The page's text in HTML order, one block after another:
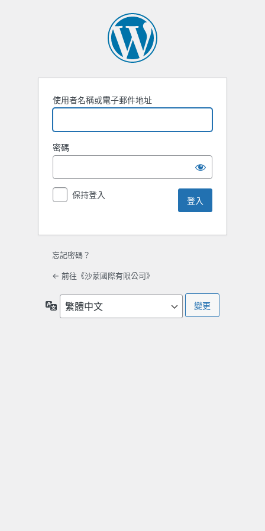
使用者名稱或電子郵件地址
密碼
保持登入
忘記密碼？
← 前往《沙蒙國際有限公司》
言